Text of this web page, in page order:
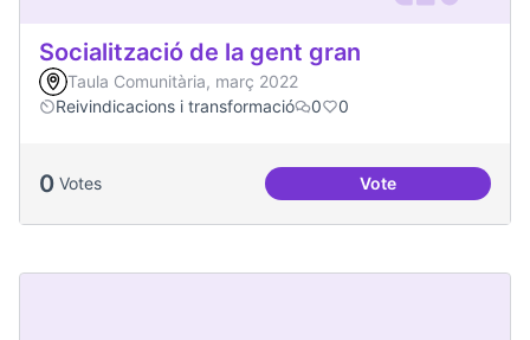
Socialització de la gent gran
Taula Comunitària, març 2022
Reivindicacions i transformació
0 0
0 Votes VoteSocialització de la